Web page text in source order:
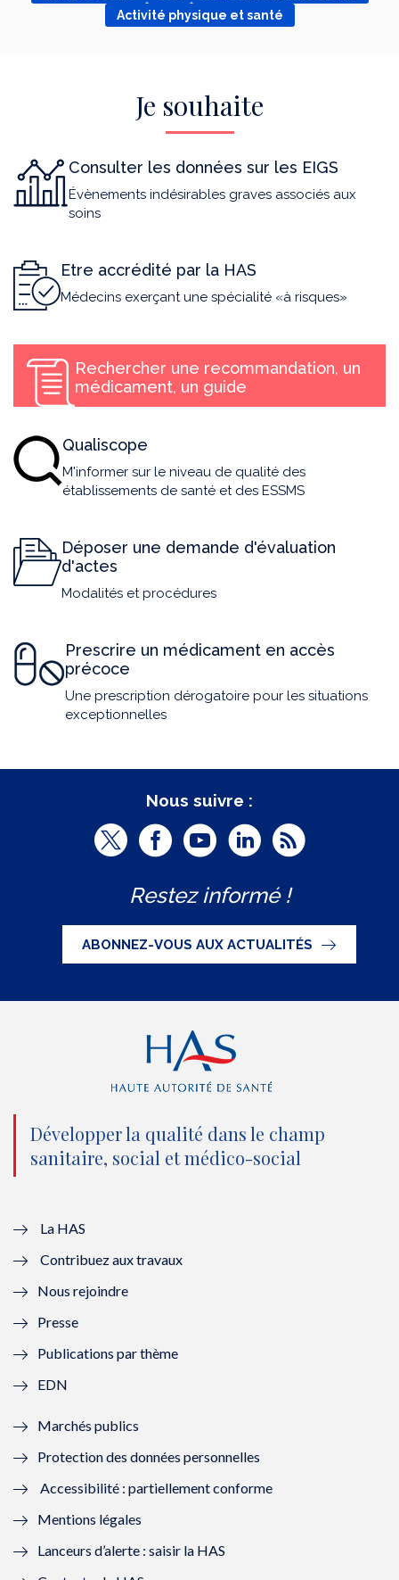
Activité physique et santé
Je souhaite
Consulter les données sur les EIGS
Évènements indésirables graves associés aux
soins
Etre accrédité par la HAS
Médecins exerçant une spécialité «à risques»
Qualiscope
M'informer sur le niveau de qualité des
établissements de santé et des ESSMS
Déposer une demande d'évaluation
d'actes
Modalités et procédures
Rechercher une recommandation, un
médicament, un guide
Prescrire un médicament en accès
précoce
Une prescription dérogatoire pour les situations
exceptionnelles
Nous suivre :
T
i
t
t
e
n
o
u
l
l
f
n
ê
t
r
e
F
c
e
b
o
o
k
(
n
o
e
e
n
ê
r
Y
u
t
u
b
e
(
n
o
u
ê
t
e
L
n
k
e
d
(
n
o
ê
R
Restez informé !
ABONNEZ-VOUS AUX ACTUALITÉS
Développer la qualité dans le champ
sanitaire, social et médico-social
La HAS
Contribuez aux travaux
Nous rejoindre
Presse
Publications par thème
EDN
Marchés publics
Protection des données personnelles
Accessibilité : partiellement conforme
Mentions légales
Lanceurs d’alerte : saisir la HAS